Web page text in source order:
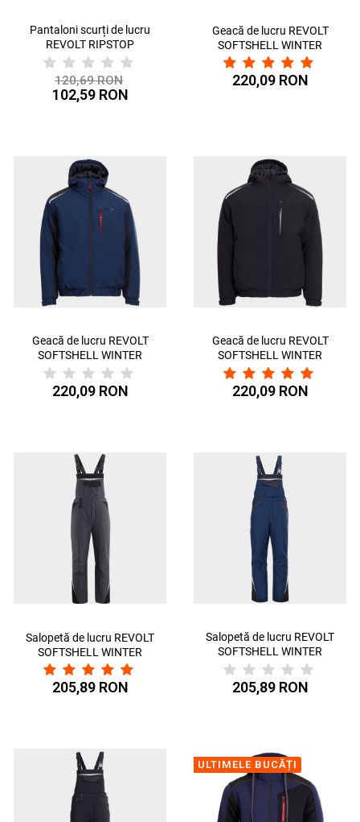
Pantaloni scurți de lucru
REVOLT RIPSTOP
STRETCH
120,69 RON
102,59 RON
Geacă de lucru REVOLT
SOFTSHELL WINTER
220,09 RON
Geacă de lucru REVOLT
SOFTSHELL WINTER
BLEUMARIN/NEGRU
220,09 RON
Geacă de lucru REVOLT
SOFTSHELL WINTER
NEGRU
220,09 RON
Salopetă de lucru REVOLT
SOFTSHELL WINTER
205,89 RON
Salopetă de lucru REVOLT
SOFTSHELL WINTER
BLEUMARIN/NEGRU
205,89 RON
ULTIMELE BUCĂȚI